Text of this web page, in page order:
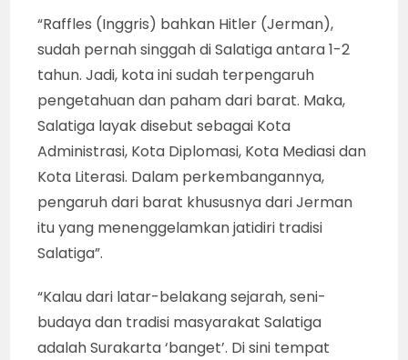
“Raffles (Inggris) bahkan Hitler (Jerman),
sudah pernah singgah di Salatiga antara 1-2
tahun. Jadi, kota ini sudah terpengaruh
pengetahuan dan paham dari barat. Maka,
Salatiga layak disebut sebagai Kota
Administrasi, Kota Diplomasi, Kota Mediasi dan
Kota Literasi. Dalam perkembangannya,
pengaruh dari barat khususnya dari Jerman
itu yang menenggelamkan jatidiri tradisi
Salatiga”.
“Kalau dari latar-belakang sejarah, seni-
budaya dan tradisi masyarakat Salatiga
adalah Surakarta ‘banget’. Di sini tempat